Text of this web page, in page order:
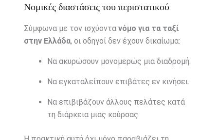
Νομικές διαστάσεις του περιστατικού
Σύμφωνα με τον ισχύοντα νόμο για τα ταξί
στην Ελλάδα, οι οδηγοί δεν έχουν δικαίωμα:
Να ακυρώσουν μονομερώς μια διαδρομή.
Να εγκαταλείπουν επιβάτες εν κινήσει.
Να επιβιβάζουν άλλους πελάτες κατά
τη διάρκεια μιας κούρσας.